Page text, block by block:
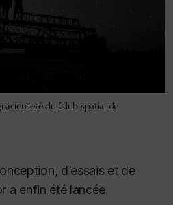
du Club spatial de
d’essais et de
a enfin été lancée.